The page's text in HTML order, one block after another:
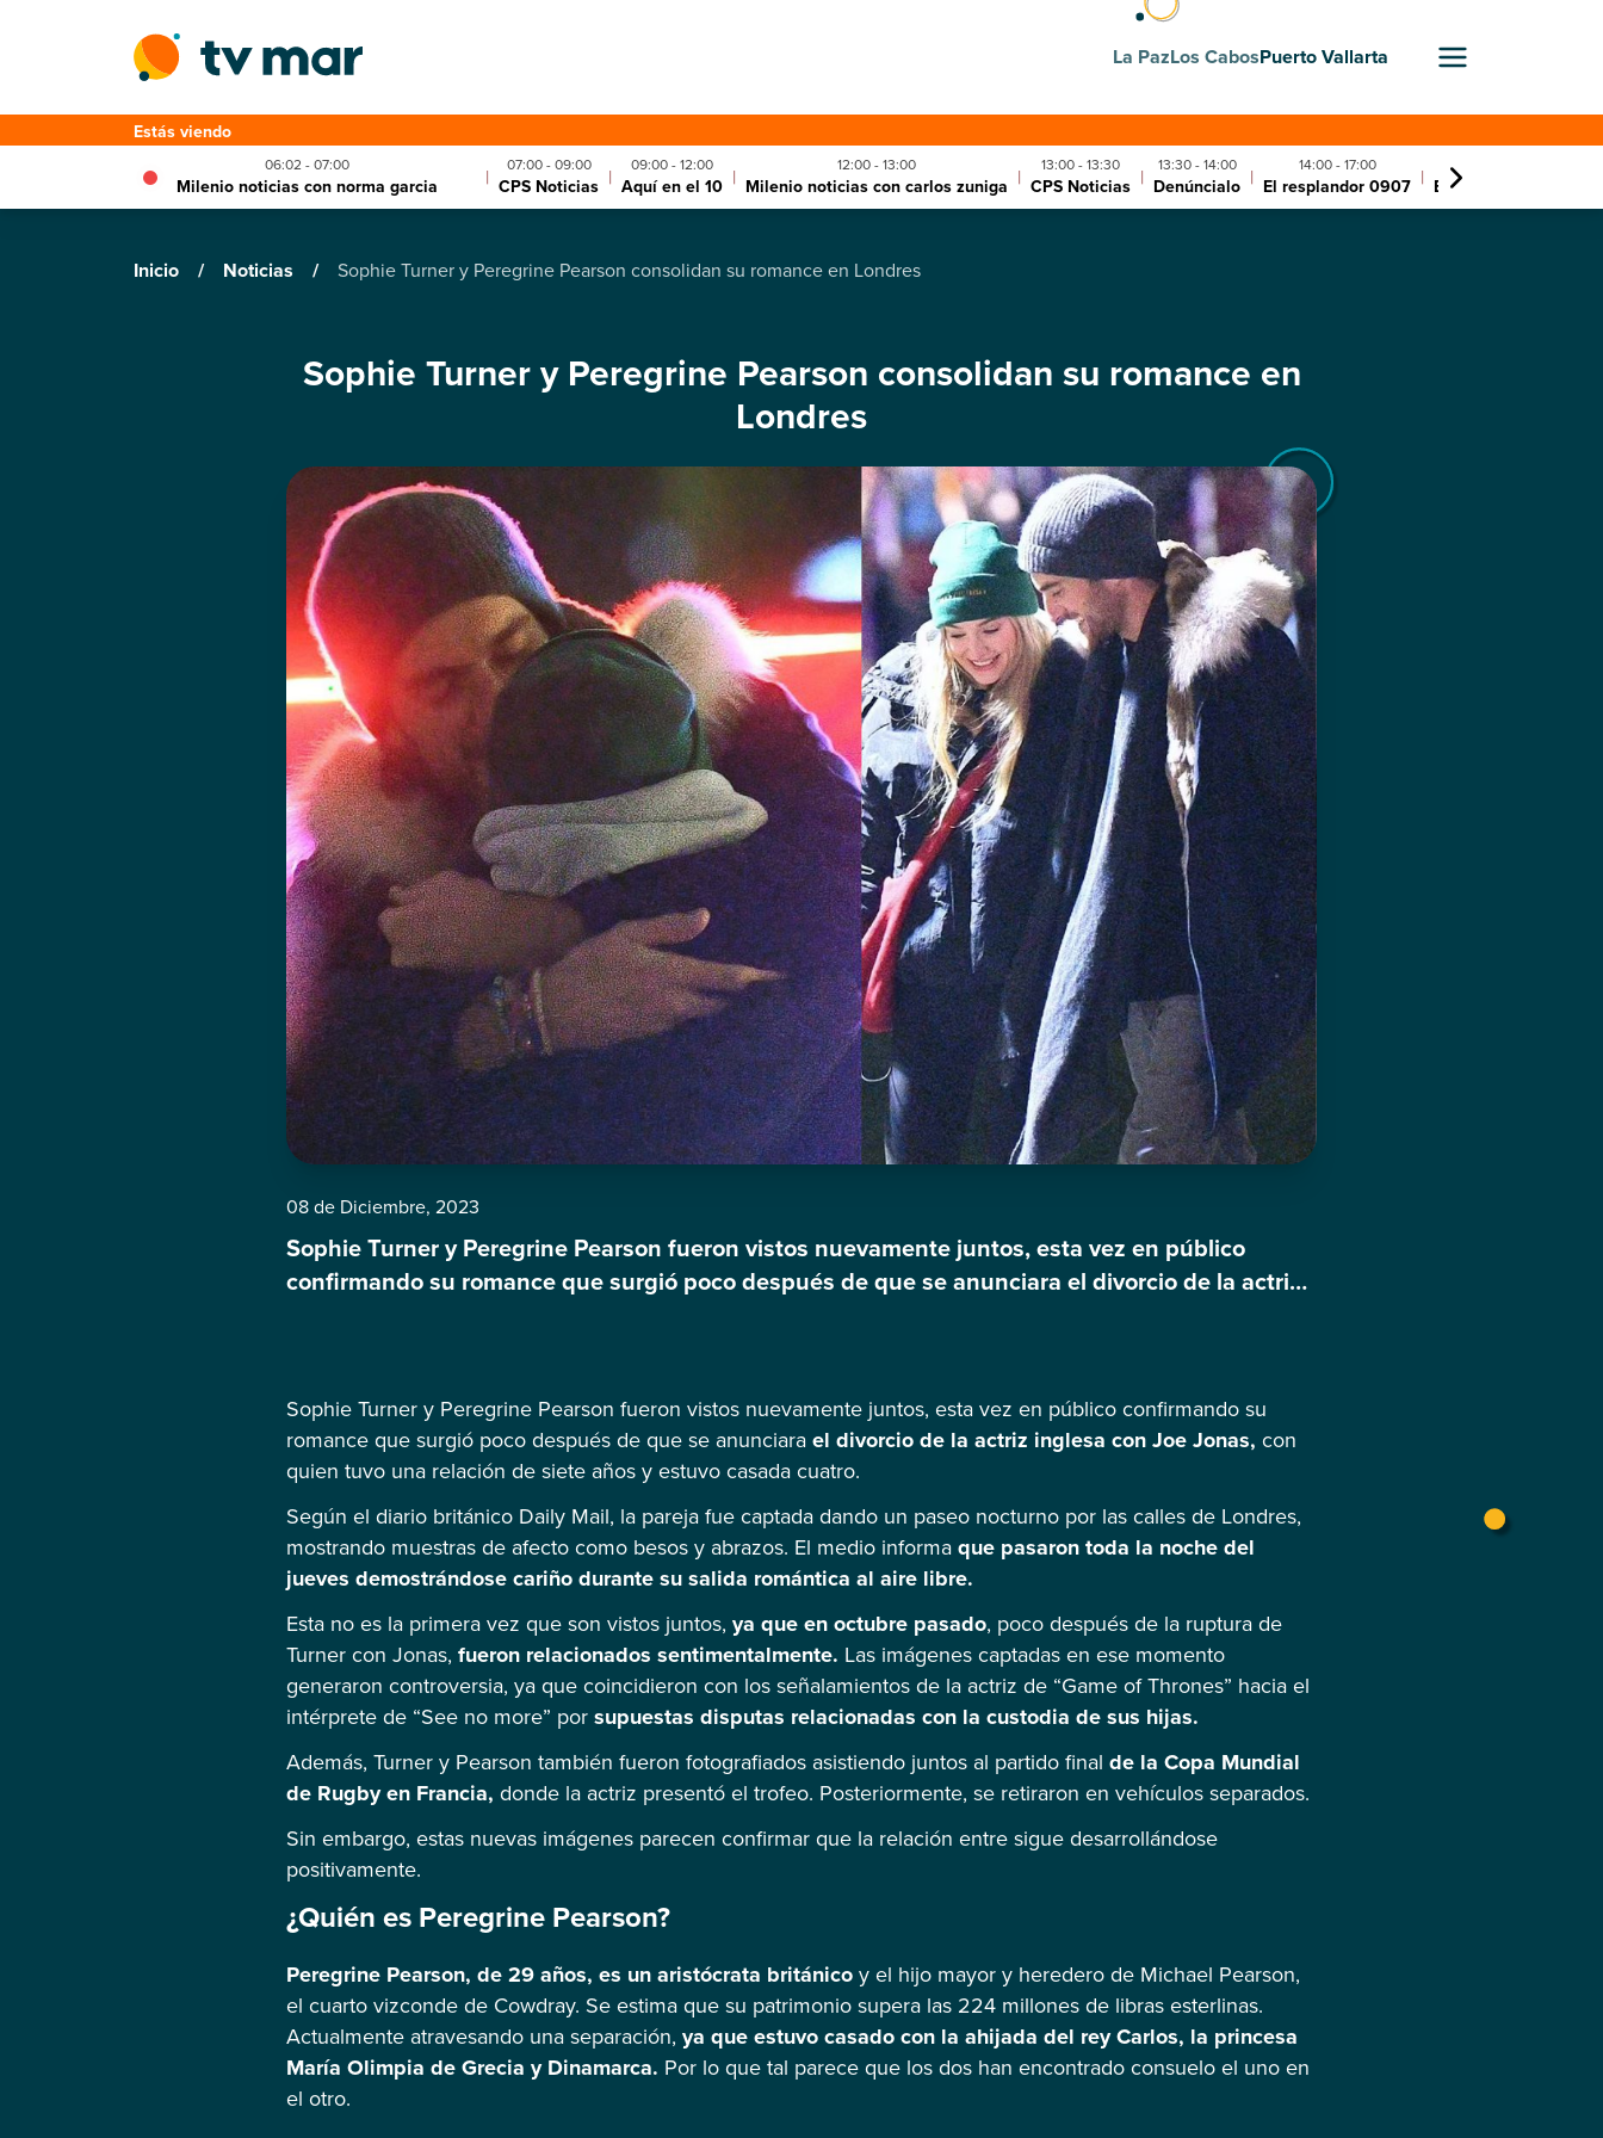
La PazLos CabosPuerto Vallarta
Estás viendo
06:02 - 07:00
Milenio noticias con norma garcia | 07:00 - 09:00
CPS Noticias | 09:00 - 12:00
Aquí en el 10 | 12:00 - 13:00
Milenio noticias con carlos zuniga | 13:00 - 13:30
CPS Noticias | 13:30 - 14:00
Denúncialo | 14:00 - 17:00
El resplandor 0907 | El chismorreo 0907
Inicio / Noticias / Sophie Turner y Peregrine Pearson consolidan su romance en Londres
Sophie Turner y Peregrine Pearson consolidan su romance en
Londres
08 de Diciembre, 2023
Sophie Turner y Peregrine Pearson fueron vistos nuevamente juntos, esta vez en público
confirmando su romance que surgió poco después de que se anunciara el divorcio de la actriz
Sophie Turner y Peregrine Pearson fueron vistos nuevamente juntos, esta vez en público confirmando su
romance que surgió poco después de que se anunciarael divorcio de la actriz inglesa con Joe Jonas, con
quien tuvo una relación de siete años y estuvo casada cuatro.
Según el diario británico Daily Mail, la pareja fue captada dando un paseo nocturno por las calles de Londres,
mostrando muestras de afecto como besos y abrazos. El medio informaque pasaron toda la noche del
jueves demostrándose cariño durante su salida romántica al aire libre.
Esta no es la primera vez que son vistos juntos, ya que en octubre pasado, poco después de la ruptura de
Turner con Jonas, fueron relacionados sentimentalmente. Las imágenes captadas en ese momento
generaron controversia, ya que coincidieron con los señalamientos de la actriz de “Game of Thrones” hacia el
intérprete de “See no more” porsupuestas disputas relacionadas con la custodia de sus hijas.
Además, Turner y Pearson también fueron fotografiados asistiendo juntos al partido final de la Copa Mundial
de Rugby en Francia, donde la actriz presentó el trofeo. Posteriormente, se retiraron en vehículos separados.
Sin embargo, estas nuevas imágenes parecen confirmar que la relación entre sigue desarrollándose
positivamente.
¿Quién es Peregrine Pearson?
Peregrine Pearson, de 29 años, es un aristócrata británicoy el hijo mayor y heredero de Michael Pearson,
el cuarto vizconde de Cowdray. Se estima que su patrimonio supera las 224 millones de libras esterlinas.
Actualmente atravesando una separación, ya que estuvo casado con la ahijada del rey Carlos, la princesa
María Olimpia de Grecia y Dinamarca. Por lo que tal parece que los dos han encontrado consuelo el uno en
el otro.